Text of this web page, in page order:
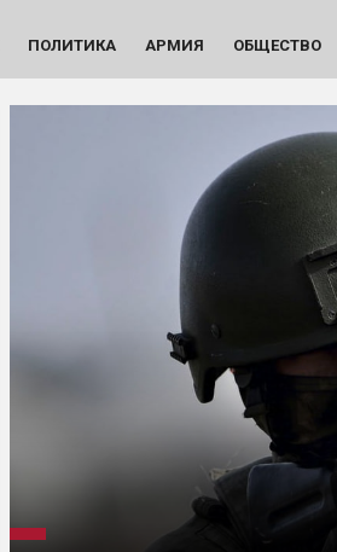
ПОЛИТИКА АРМИЯ ОБЩЕСТВО